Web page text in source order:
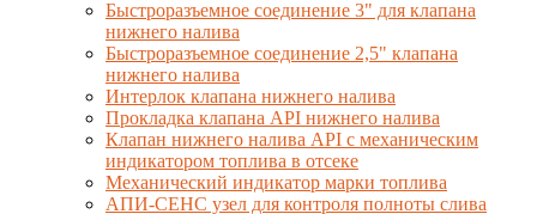
Быстроразъемное соединение 3" для клапана
нижнего налива
Быстроразъемное соединение 2,5" клапана
нижнего налива
Интерлок клапана нижнего налива
Прокладка клапана API нижнего налива
Клапан нижнего налива API с механическим
индикатором топлива в отсеке
Механический индикатор марки топлива
АПИ-СЕНС узел для контроля полноты слива